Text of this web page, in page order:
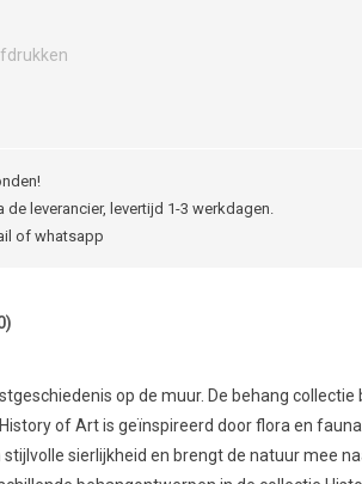
leverancier, levertijd 1-3 werkdagen.
of whatsapp
op de muur. De behang collectie
of Art is geïnspireerd door flora en
sierlijkheid en brengt de natuur mee